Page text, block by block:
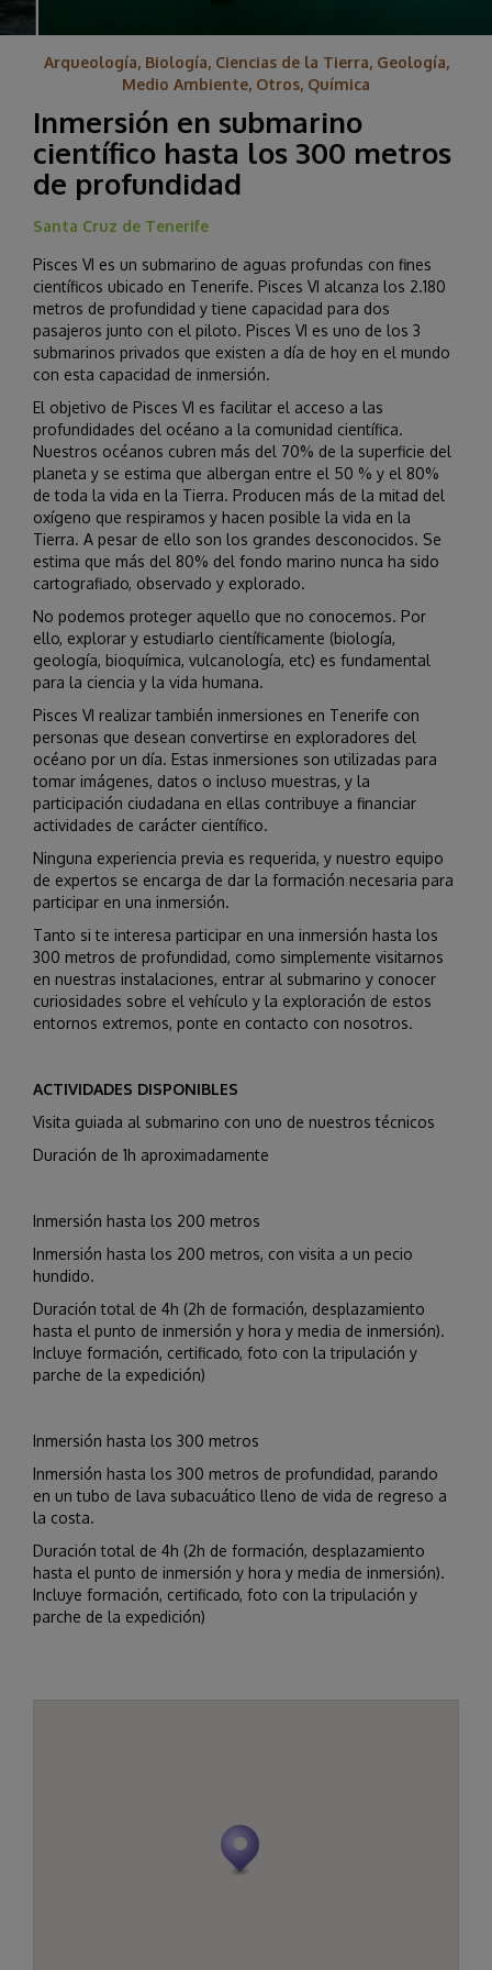
Arqueología, Biología, Ciencias de la Tierra, Geología,
Medio Ambiente, Otros, Química
Inmersión en submarino
científico hasta los 300 metros
de profundidad
Santa Cruz de Tenerife
Pisces VI es un submarino de aguas profundas con fines
científicos ubicado en Tenerife. Pisces VI alcanza los 2.180
metros de profundidad y tiene capacidad para dos
pasajeros junto con el piloto. Pisces VI es uno de los 3
submarinos privados que existen a día de hoy en el mundo
con esta capacidad de inmersión.
El objetivo de Pisces VI es facilitar el acceso a las
profundidades del océano a la comunidad científica.
Nuestros océanos cubren más del 70% de la superficie del
planeta y se estima que albergan entre el 50 % y el 80%
de toda la vida en la Tierra. Producen más de la mitad del
oxígeno que respiramos y hacen posible la vida en la
Tierra. A pesar de ello son los grandes desconocidos. Se
estima que más del 80% del fondo marino nunca ha sido
cartografiado, observado y explorado.
No podemos proteger aquello que no conocemos. Por
ello, explorar y estudiarlo científicamente (biología,
geología, bioquímica, vulcanología, etc) es fundamental
para la ciencia y la vida humana.
Pisces VI realizar también inmersiones en Tenerife con
personas que desean convertirse en exploradores del
océano por un día. Estas inmersiones son utilizadas para
tomar imágenes, datos o incluso muestras, y la
participación ciudadana en ellas contribuye a financiar
actividades de carácter científico.
Ninguna experiencia previa es requerida, y nuestro equipo
de expertos se encarga de dar la formación necesaria para
participar en una inmersión.
Tanto si te interesa participar en una inmersión hasta los
300 metros de profundidad, como simplemente visitarnos
en nuestras instalaciones, entrar al submarino y conocer
curiosidades sobre el vehículo y la exploración de estos
entornos extremos, ponte en contacto con nosotros.
ACTIVIDADES DISPONIBLES
Visita guiada al submarino con uno de nuestros técnicos
Duración de 1h aproximadamente
Inmersión hasta los 200 metros
Inmersión hasta los 200 metros, con visita a un pecio
hundido.
Duración total de 4h (2h de formación, desplazamiento
hasta el punto de inmersión y hora y media de inmersión).
Incluye formación, certificado, foto con la tripulación y
parche de la expedición)
Inmersión hasta los 300 metros
Inmersión hasta los 300 metros de profundidad, parando
en un tubo de lava subacuático lleno de vida de regreso a
la costa.
Duración total de 4h (2h de formación, desplazamiento
hasta el punto de inmersión y hora y media de inmersión).
Incluye formación, certificado, foto con la tripulación y
parche de la expedición)